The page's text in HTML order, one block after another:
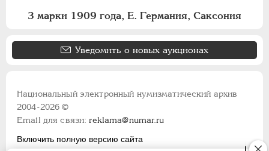
3 марки 1909 года, Е. Германия, Саксония
Уведомить о новых аукционах
Национальный электронный нумизматический архив
2004-2026 ©
Email для связи:reklama@numar.ru
Включить полную версию сайта